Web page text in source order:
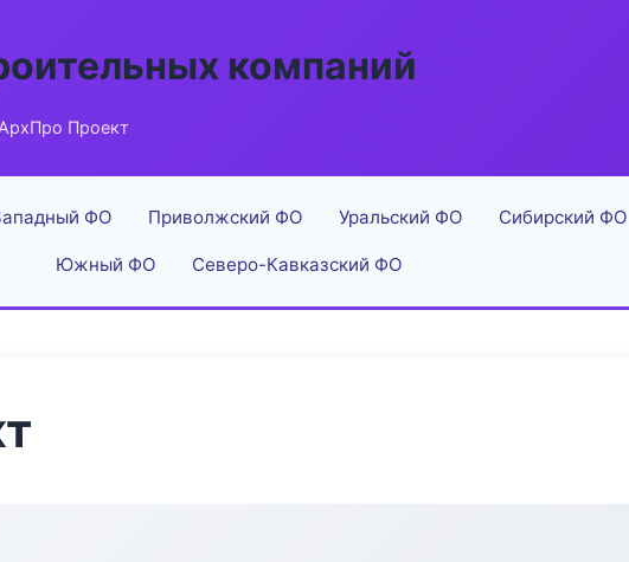
компаний
Проект
ФО Приволжский ФО Уральский ФО Сибирский ФО
Южный ФО Северо-Кавказский ФО